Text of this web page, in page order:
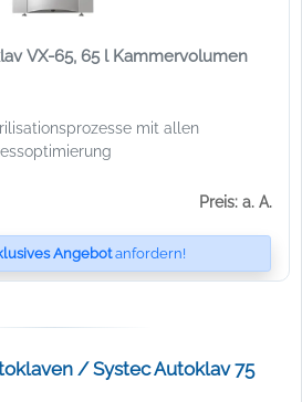
VX-65, 65 l Kammervolumen
mit allen
Preis: a. A.
Angebotanfordern!
/ Systec Autoklav 75